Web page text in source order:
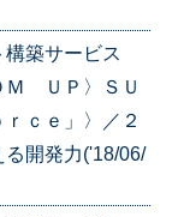
築サービス
Ｍ ＵＰ〉ＳＵ
ｃｅ」〉／２
開発力('18/06/